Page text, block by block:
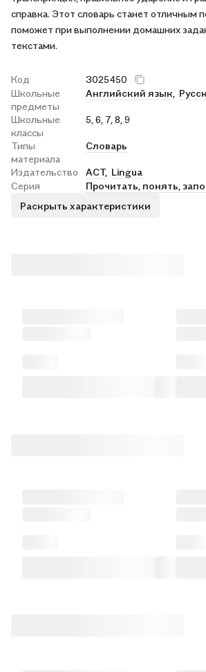
справка. Этот словарь станет отличным
поможет при выполнении домашних
текстами.
Код
3025450
Школьные
предметы
Английский язык,
Школьные
классы
5, 6, 7, 8, 9
Типы
материала
Словарь
Издательство АСТ, Lingua
Серия
Прочитать, понять,
Раскрыть характеристики